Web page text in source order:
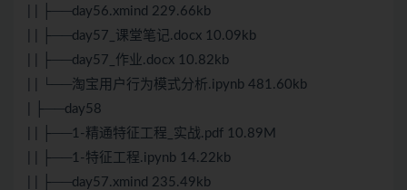
| | ├──day56.xmind 229.66kb
| | ├──day57_课堂笔记.docx 10.09kb
| | ├──day57_作业.docx 10.82kb
| | └──淘宝用户行为模式分析.ipynb 481.60kb
| ├──day58
| | ├──1-精通特征工程_实战.pdf 10.89M
| | ├──1-特征工程.ipynb 14.22kb
| | ├──day57.xmind 235.49kb